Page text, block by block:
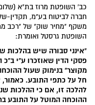
משקף "מחיר שוק" של "רכב
השופטת גרסטל ואומרת:
"אינני סבורה שיש בהלכות
פסקי הדין שאוזכרו ע"י ב"כ
מקוצר" בנימוק שעול
חל על כתפי התובע. כאמור,
להלכה זו, אם כי ההלכות
ההוכחה המוטל על התובע